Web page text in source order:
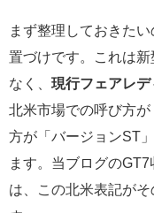
まず整理しておきた
置づけです。これは
なく、 現行フェアレ
北米市場での呼び方
方が「バージョンST
ます。当ブログのGT7
は、この北米表記が